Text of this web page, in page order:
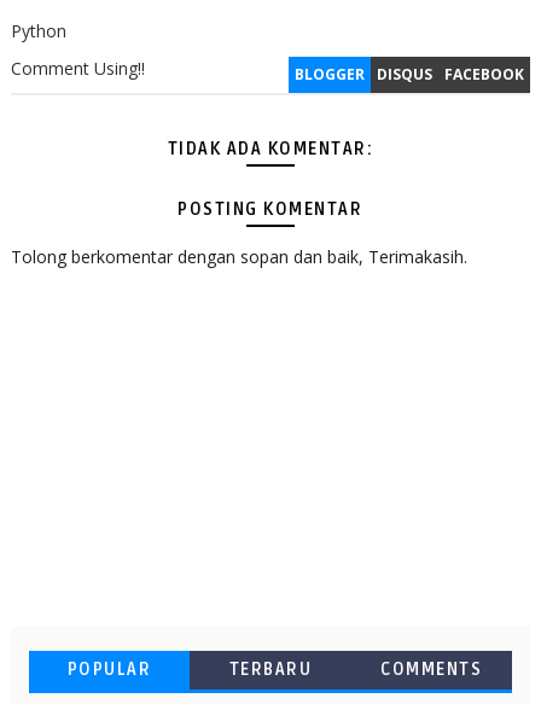
Python
BLOGGER DISQUS FACEBOOK
Comment Using!!
TIDAK ADA KOMENTAR:
POSTING KOMENTAR
Tolong berkomentar dengan sopan dan baik, Terimakasih.
POPULAR TERBARU COMMENTS